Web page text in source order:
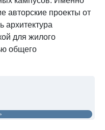
авторские проекты от
архитектура
для жилого
общего